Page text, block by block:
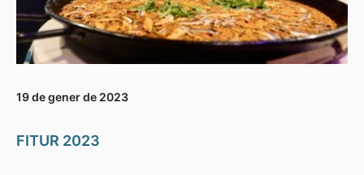
19 de gener de 2023
FITUR 2023